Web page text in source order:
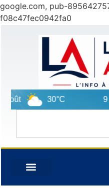
google.com, pub-
f08c47fec0942fa0
30°C 9 Août